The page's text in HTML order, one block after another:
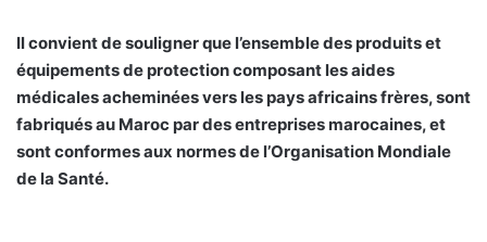
Il convient de souligner que l’ensemble des produits et
équipements de protection composant les aides
médicales acheminées vers les pays africains frères, sont
fabriqués au Maroc par des entreprises marocaines, et
sont conformes aux normes de l’Organisation Mondiale
de la Santé.